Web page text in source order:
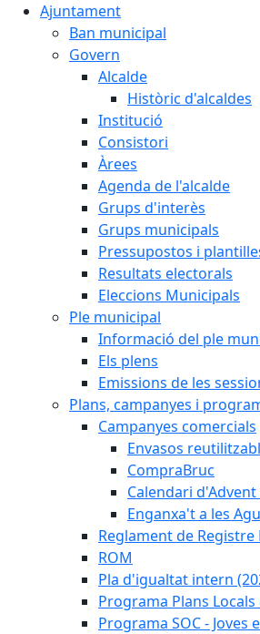
Ajuntament
Ban municipal
Govern
Alcalde
Històric d'alcaldes
Institució
Consistori
Àrees
Agenda de l'alcalde
Grups d'interès
Grups municipals
Pressupostos i
Resultats electorals
Eleccions Municipals
Ple municipal
Informació del ple
Els plens
Emissions de les
Plans, campanyes i
Campanyes comercials
Envasos
CompraBruc
Calendari
Enganxa't a les
Reglament de
ROM
Pla d'igualtat intern
Programa Plans
Programa SOC - Joves